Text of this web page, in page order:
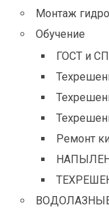
Монтаж
Обучение
ГОСТ и
Ремонт